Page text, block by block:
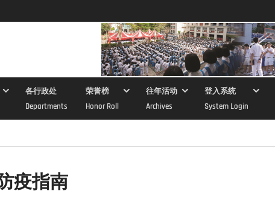
各行政处
Departments
荣誉榜
Honor Roll
往年活动
Archives
登入系统
System Login
疫指南